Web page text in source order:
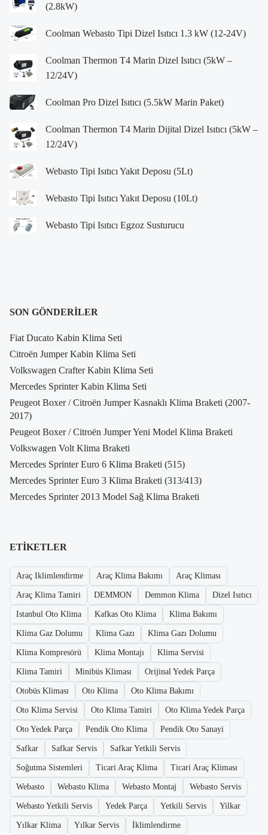
(2.8kW)
Coolman Webasto Tipi Dizel Isıtıcı 1.3 kW (12-24V)
Coolman Thermon T4 Marin Dizel Isıtıcı (5kW –
12/24V)
Coolman Pro Dizel Isıtıcı (5.5kW Marin Paket)
Coolman Thermon T4 Marin Dijital Dizel Isıtıcı (5kW –
12/24V)
Webasto Tipi Isıtıcı Yakıt Deposu (5Lt)
Webasto Tipi Isıtıcı Yakıt Deposu (10Lt)
Webasto Tipi Isıtıcı Egzoz Susturucu
SON GÖNDERILER
Fiat Ducato Kabin Klima Seti
Citroën Jumper Kabin Klima Seti
Volkswagen Crafter Kabin Klima Seti
Mercedes Sprinter Kabin Klima Seti
Peugeot Boxer / Citroën Jumper Kasnaklı Klima Braketi (2007-
2017)
Peugeot Boxer / Citroën Jumper Yeni Model Klima Braketi
Volkswagen Volt Klima Braketi
Mercedes Sprinter Euro 6 Klima Braketi (515)
Mercedes Sprinter Euro 3 Klima Braketi (313/413)
Mercedes Sprinter 2013 Model Sağ Klima Braketi
ETIKETLER
Araç Iklimlendirme Araç Klima Bakımı Araç Kliması
Araç Klima Tamiri DEMMON Demmon Klima Dizel Isıtıcı
Istanbul Oto Klima Kafkas Oto Klima Klima Bakımı
Klima Gaz Dolumu Klima Gazı Klima Gazı Dolumu
Klima Kompresörü Klima Montajı Klima Servisi
Klima Tamiri Minibüs Kliması Orijinal Yedek Parça
Otobüs Kliması Oto Klima Oto Klima Bakımı
Oto Klima Servisi Oto Klima Tamiri Oto Klima Yedek Parça
Oto Yedek Parça Pendik Oto Klima Pendik Oto Sanayi
Safkar Safkar Servis Safkar Yetkili Servis
Soğutma Sistemleri Ticari Araç Klima Ticari Araç Kliması
Webasto Webasto Klima Webasto Montaj Webasto Servis
Webasto Yetkili Servis Yedek Parça Yetkili Servis Yilkar
Yılkar Klima Yılkar Servis İklimlendirme